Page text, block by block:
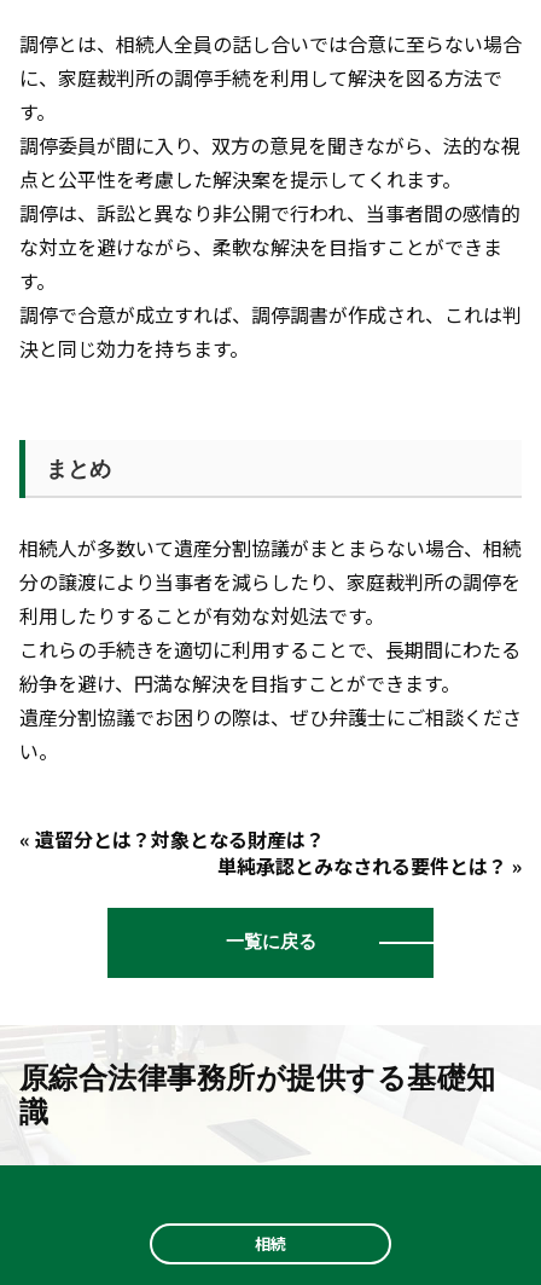
調停とは、相続人全員の話し合いでは合意に至らない場合
に、家庭裁判所の調停手続を利用して解決を図る方法で
す。
調停委員が間に入り、双方の意見を聞きながら、法的な視
点と公平性を考慮した解決案を提示してくれます。
調停は、訴訟と異なり非公開で行われ、当事者間の感情的
な対立を避けながら、柔軟な解決を目指すことができま
す。
調停で合意が成立すれば、調停調書が作成され、これは判
決と同じ効力を持ちます。
まとめ
相続人が多数いて遺産分割協議がまとまらない場合、相続
分の譲渡により当事者を減らしたり、家庭裁判所の調停を
利用したりすることが有効な対処法です。
これらの手続きを適切に利用することで、長期間にわたる
紛争を避け、円満な解決を目指すことができます。
遺産分割協議でお困りの際は、ぜひ弁護士にご相談くださ
い。
« 遺留分とは？対象となる財産は？
単純承認とみなされる要件とは？ »
一覧に戻る
原綜合法律事務所が提供する基礎知
識
相続